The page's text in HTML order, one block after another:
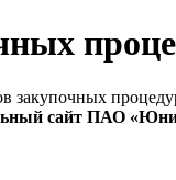
закупочных
сайт ПАО